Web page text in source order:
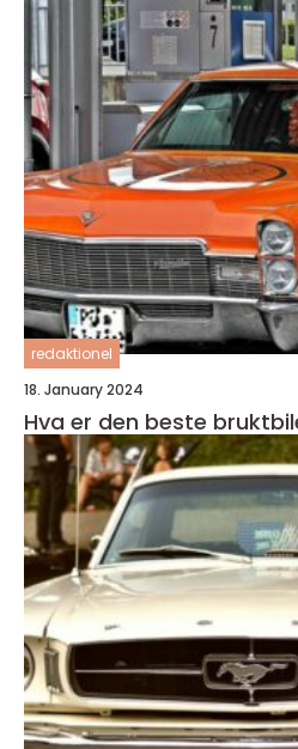
redaktionel
18. January 2024
Hva er den beste